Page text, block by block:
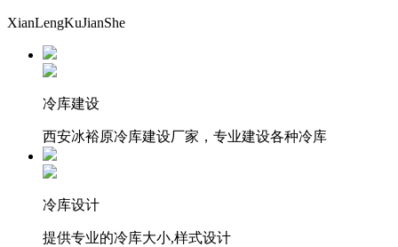
XianLengKuJianShe
冷库建设
西安冰裕原冷库建设厂家，专业建设各种冷库
冷库设计
提供专业的冷库大小,样式设计